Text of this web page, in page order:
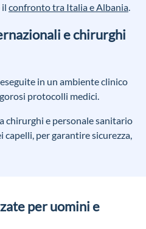
il confronto tra Italia e Albania
e chirurghi
in un ambiente clinico
protocolli medici.
chirurghi e personale sanitario
per garantire sicurezza,
per uomini e